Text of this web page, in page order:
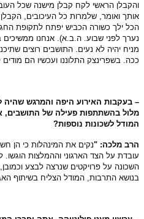
הראשי לקח קבלן מישנה שכל
ואומר, שלמרות כל העיכובים, הקבלן
ילך כשורה הכביש יפתח לתקופת החגים
לפני שבוע. ה.ב.א). אנחנו ממשיכים
יהיה לא נעים. התושבים רוצים
בשפרינצק התלוננו ועכשיו הם מודים
בעקבות האירוע היפה והמרגש שהיה
בהשתתפות פעילה של התושבים,
לשכונות נוספות?
מלכה: "נקים את המינהלות כי הן
על הצד הארגוני וההמלצות הוגשו. לנו
על פרויקטים שנרצה לבצע וכמובן,
התרבות, המודל הצליח בשיתוף